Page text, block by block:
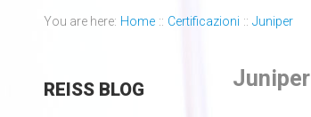
You are here: Home :: Certificazioni :: Juniper
Juniper
REISSBLOG